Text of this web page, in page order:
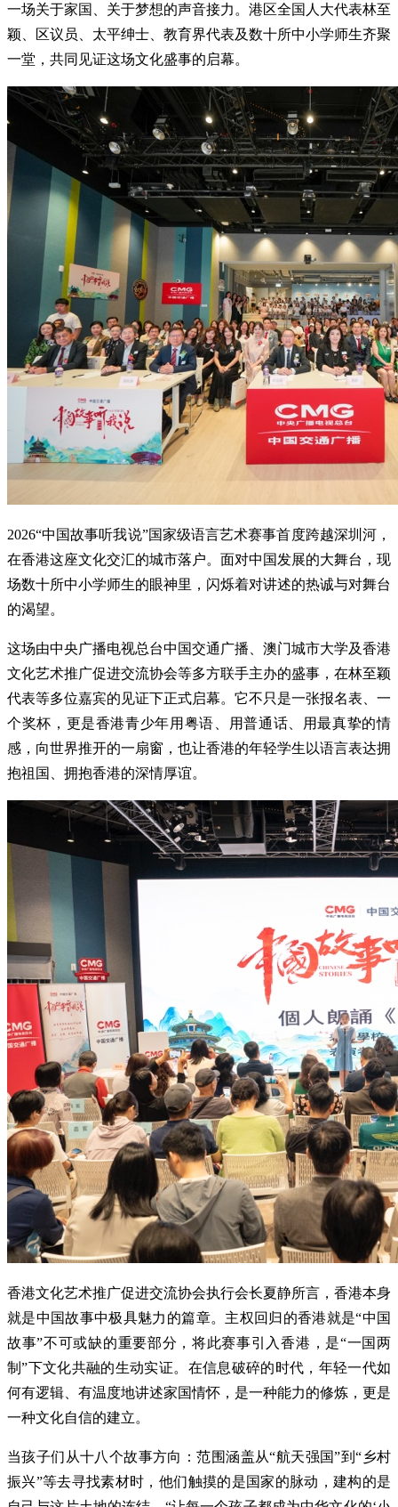
一场关于家国、关于梦想的声音接力。港区全国人大代表林至
颖、区议员、太平绅士、教育界代表及数十所中小学师生齐聚
一堂，共同见证这场文化盛事的启幕。
2026“中国故事听我说”国家级语言艺术赛事首度跨越深圳河，
在香港这座文化交汇的城市落户。面对中国发展的大舞台，现
场数十所中小学师生的眼神里，闪烁着对讲述的热诚与对舞台
的渴望。
这场由中央广播电视总台中国交通广播、澳门城市大学及香港
文化艺术推广促进交流协会等多方联手主办的盛事，在林至颖
代表等多位嘉宾的见证下正式启幕。它不只是一张报名表、一
个奖杯，更是香港青少年用粤语、用普通话、用最真挚的情
感，向世界推开的一扇窗，也让香港的年轻学生以语言表达拥
抱祖国、拥抱香港的深情厚谊。
香港文化艺术推广促进交流协会执行会长夏静所言，香港本身
就是中国故事中极具魅力的篇章。主权回归的香港就是“中国
故事”不可或缺的重要部分，将此赛事引入香港，是“一国两
制”下文化共融的生动实证。在信息破碎的时代，年轻一代如
何有逻辑、有温度地讲述家国情怀，是一种能力的修炼，更是
一种文化自信的建立。
当孩子们从十八个故事方向：范围涵盖从“航天强国”到“乡村
振兴”等去寻找素材时，他们触摸的是国家的脉动，建构的是